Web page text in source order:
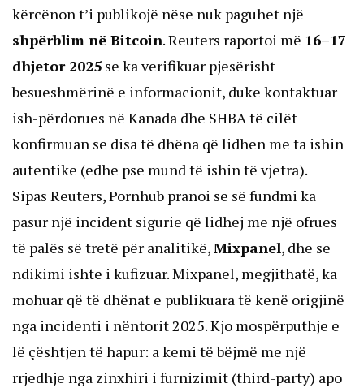
kërcënon t’i publikojë nëse nuk paguhet një
shpërblim në Bitcoin. Reuters raportoi më 16–17
dhjetor 2025 se ka verifikuar pjesërisht
besueshmërinë e informacionit, duke kontaktuar
ish-përdorues në Kanada dhe SHBA të cilët
konfirmuan se disa të dhëna që lidhen me ta ishin
autentike (edhe pse mund të ishin të vjetra).
Sipas Reuters, Pornhub pranoi se së fundmi ka
pasur një incident sigurie që lidhej me një ofrues
të palës së tretë për analitikë,Mixpanel, dhe se
ndikimi ishte i kufizuar. Mixpanel, megjithatë, ka
mohuar që të dhënat e publikuara të kenë origjinë
nga incidenti i nëntorit 2025. Kjo mospërputhje e
lë çështjen të hapur: a kemi të bëjmë me një
rrjedhje nga zinxhiri i furnizimit (third-party) apo